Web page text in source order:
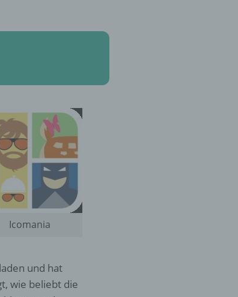
Icomania
und hat
wie beliebt die